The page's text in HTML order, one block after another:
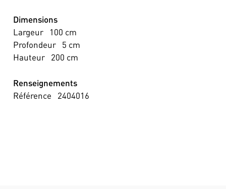
Dimensions
Largeur
100 cm
Profondeur
5 cm
Hauteur
200 cm
Renseignements
Référence
2404016